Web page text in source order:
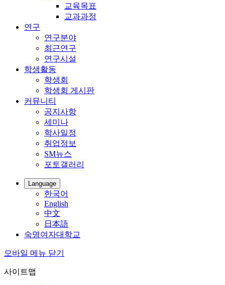
교육목표
교과과정
연구
연구분야
최근연구
연구시설
학생활동
학생회
학생회 게시판
커뮤니티
공지사항
세미나
학사일정
취업정보
SM뉴스
포토갤러리
Language
한국어
English
中文
日本語
숙명여자대학교
모바일 메뉴 닫기
사이트맵